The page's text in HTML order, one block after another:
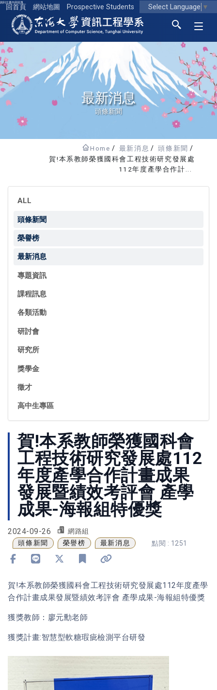
跳到主要內容區塊
回首頁 網站地圖 Prospective Students Select Language ▼
東海大學logo
最新消息
頭條新聞
Home 最新消息
頭條新聞
賀!本系教師榮獲國科會工程技術研究發展處
112年度產學合作計...
ALL
頭條新聞
榮譽榜
最新消息
專題資訊
課程訊息
各類活動
研討會
研究所
獎學金
徵才
高中生專區
賀!本系教師榮獲國科會
工程技術研究發展處112
年度產學合作計畫成果
發展暨績效考評會 產學
成果-海報組特優獎
2024-09-26 網路組
頭條新聞 榮譽榜 最新消息 點閱 : 1251
賀!本系教師榮獲國科會工程技術研究發展處112年度產學
合作計畫成果發展暨績效考評會 產學成果-海報組特優獎
獲獎教師：廖元勳老師
獲獎計畫:智慧型軟糖瑕疵檢測平台研發